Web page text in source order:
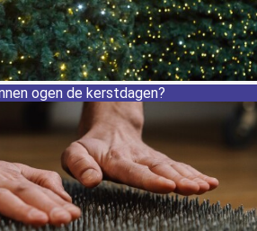
ogen de kerstdagen?